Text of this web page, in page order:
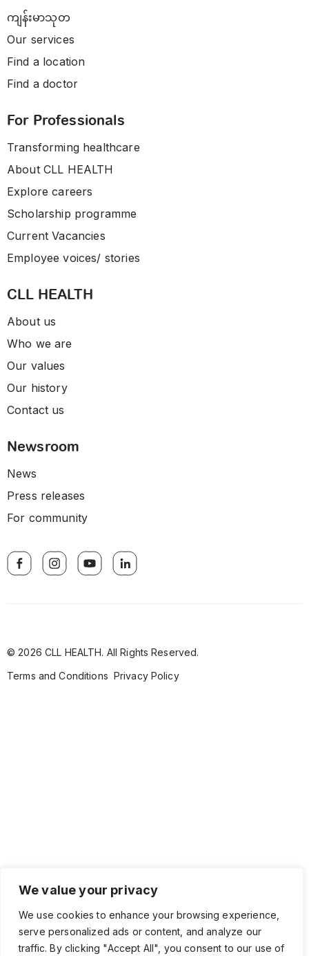
We value your privacy
We use cookies to enhance your browsing experience,
serve personalized ads or content, and analyze our
traffic. By clicking "Accept All", you consent to our use of
ကျန်းမာသုတ
Our services
Find a location
Find a doctor
For Professionals
Transforming healthcare
About CLL HEALTH
Explore careers
Scholarship programme
Current Vacancies
Employee voices/ stories
CLL HEALTH
About us
Who we are
Our values
Our history
Contact us
Newsroom
News
Press releases
For community
© 2026 CLL HEALTH. All Rights Reserved.
Terms and Conditions Privacy Policy